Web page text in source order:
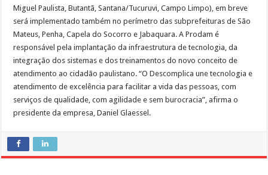
Miguel Paulista, Butantã, Santana/Tucuruvi, Campo Limpo), em breve
será implementado também no perímetro das subprefeituras de São
Mateus, Penha, Capela do Socorro e Jabaquara. A Prodam é
responsável pela implantação da infraestrutura de tecnologia, da
integração dos sistemas e dos treinamentos do novo conceito de
atendimento ao cidadão paulistano. “O Descomplica une tecnologia e
atendimento de excelência para facilitar a vida das pessoas, com
serviços de qualidade, com agilidade e sem burocracia”, afirma o
presidente da empresa, Daniel Glaessel.